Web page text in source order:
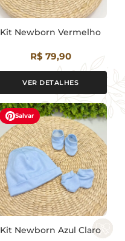
Kit Newborn Vermelho
R$ 79,90
VER DETALHES
Salvar
Kit Newborn Azul Claro